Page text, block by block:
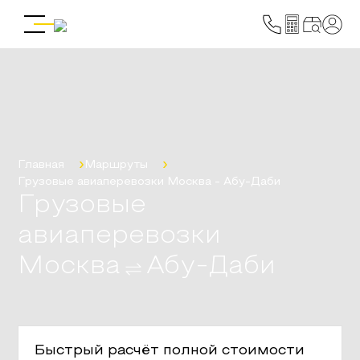
Главная
Маршруты
Грузовые авиаперевозки
Москва - Абу-Даби
Грузовые
авиаперевозки
Москва
Абу-Даби
Быстрый расчёт полной стоимости